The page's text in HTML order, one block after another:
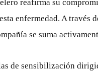
reafirma su
enfermedad. A través
se suma
de sensibilización